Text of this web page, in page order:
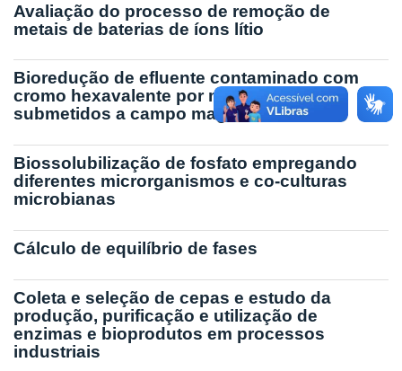
Avaliação do processo de remoção de
metais de baterias de íons lítio
Bioredução de efluente contaminado com
cromo hexavalente por microrganismos
submetidos a campo magnético
Biossolubilização de fosfato empregando
diferentes microrganismos e co-culturas
microbianas
Cálculo de equilíbrio de fases
Coleta e seleção de cepas e estudo da
produção, purificação e utilização de
enzimas e bioprodutos em processos
industriais